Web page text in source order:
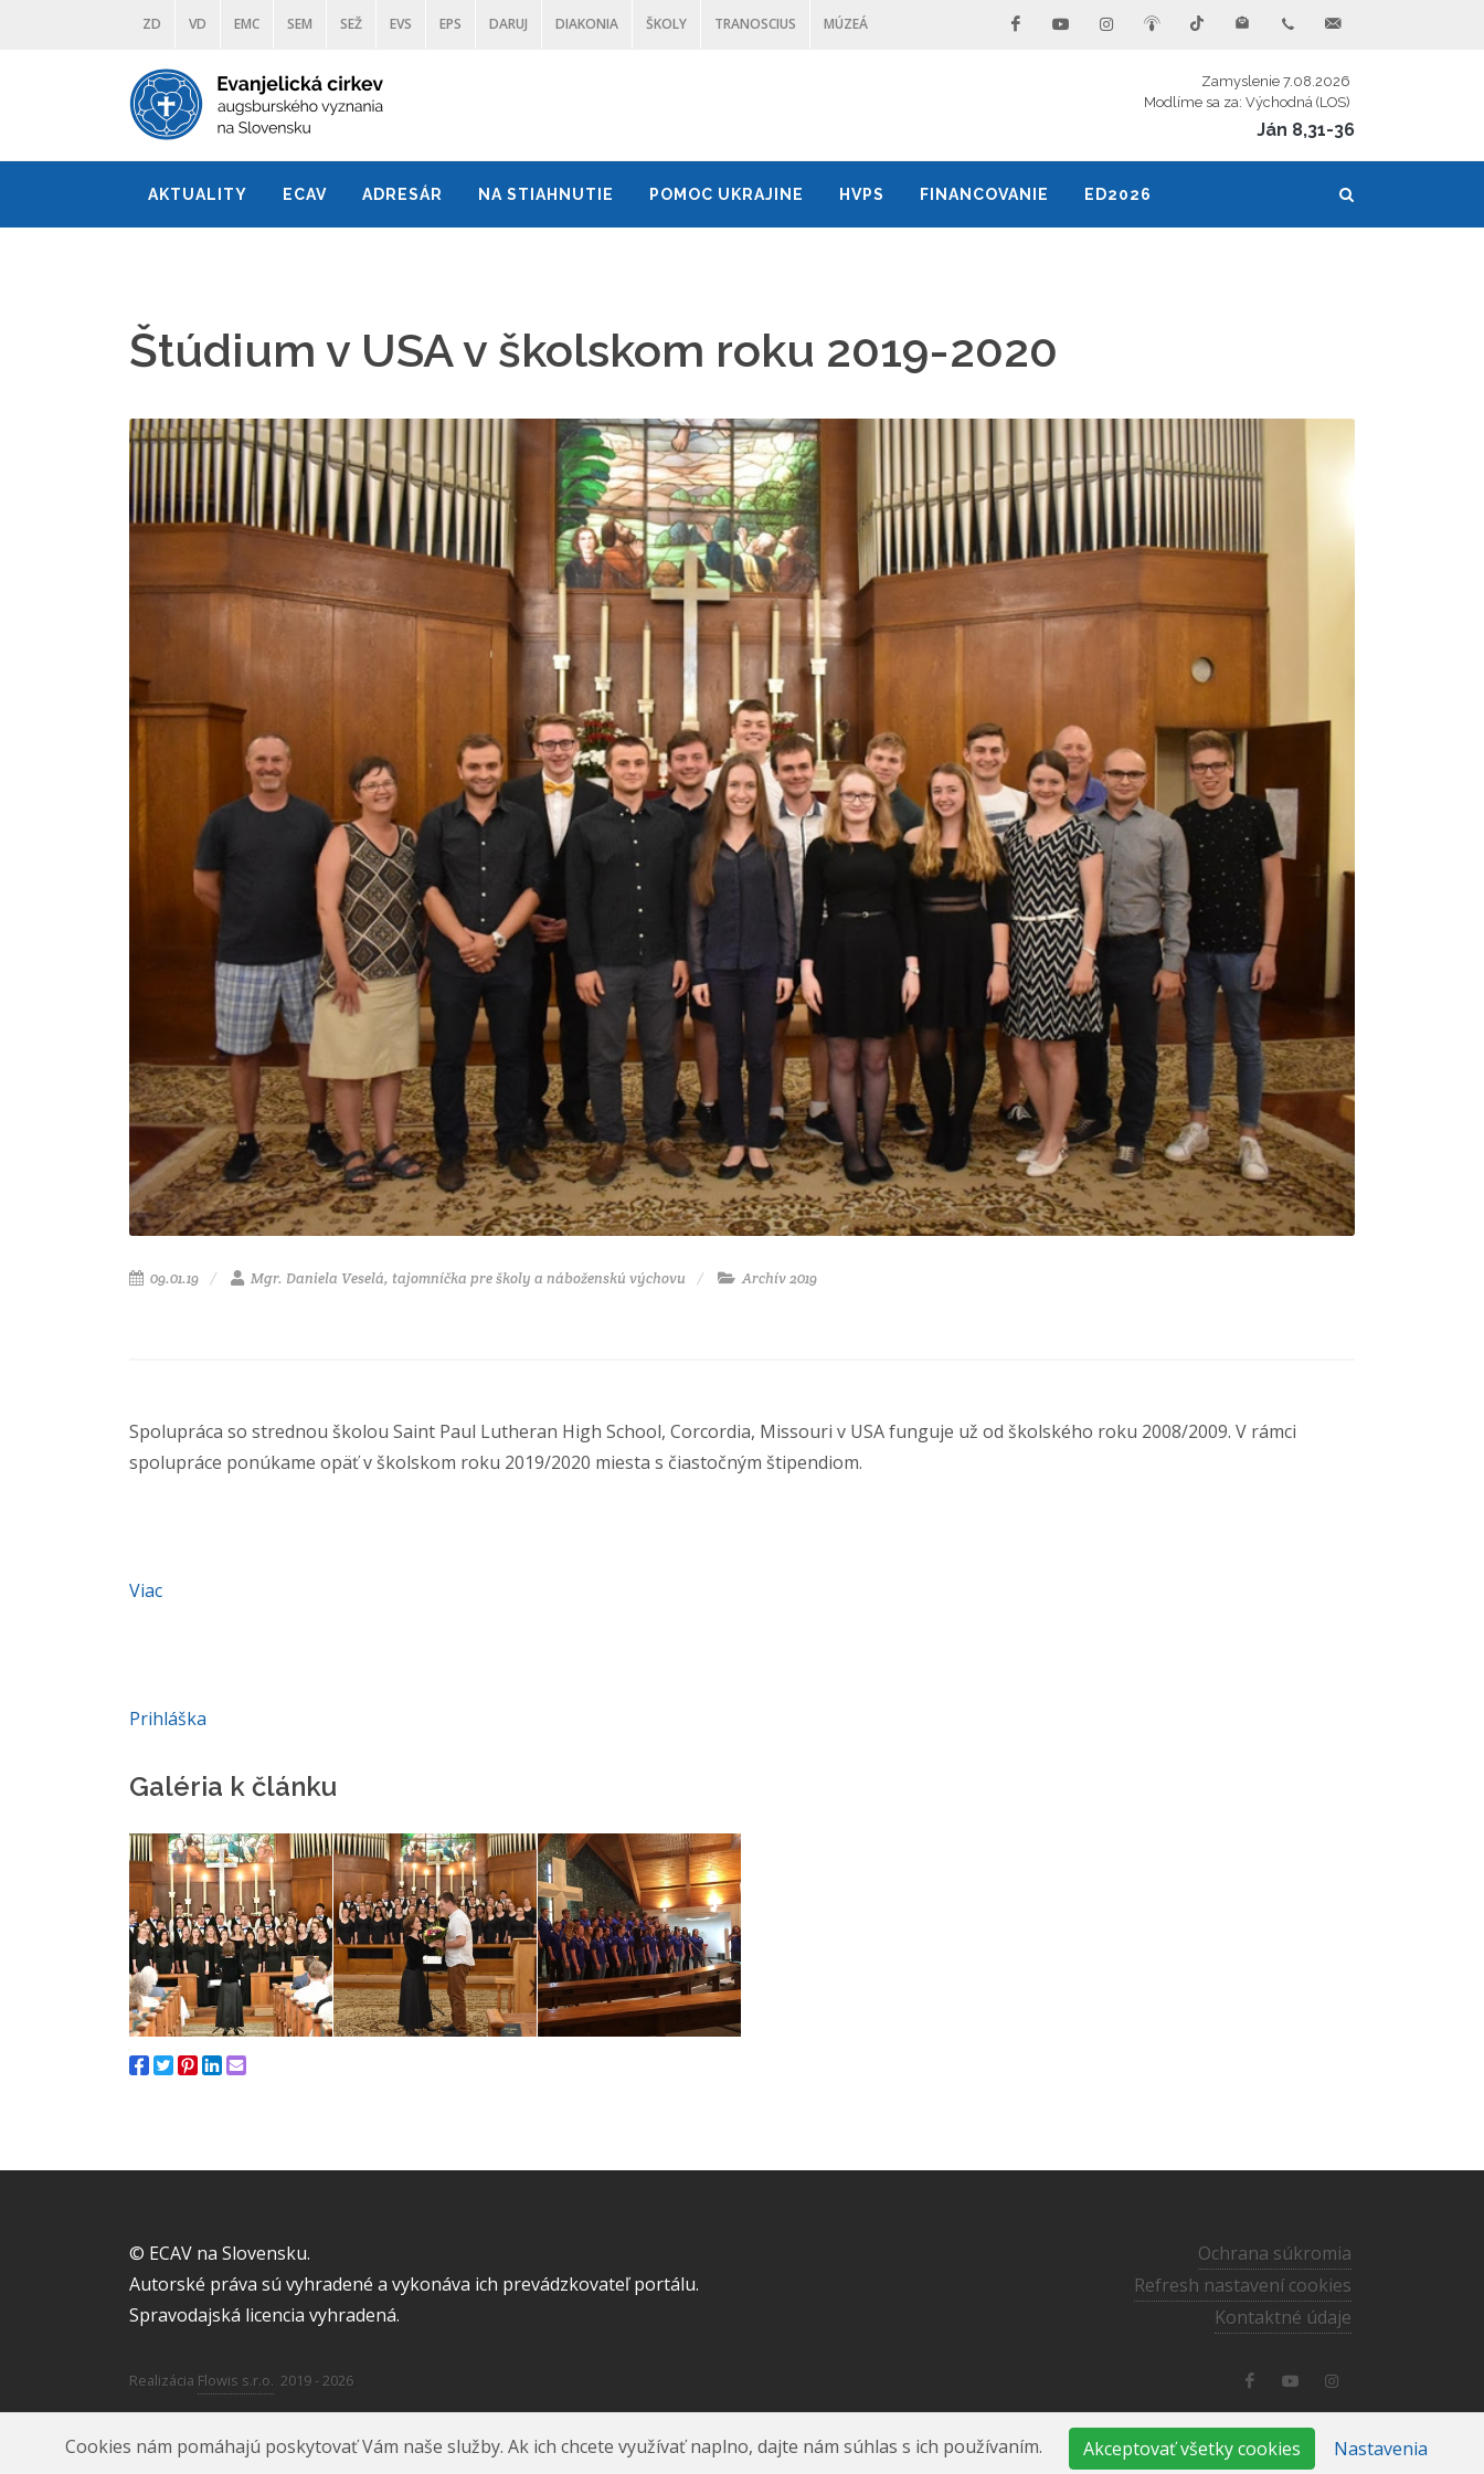
ZD VD EMC SEM SEŽ EVS EPS DARUJ DIAKONIA ŠKOLY TRANOSCIUS MÚZEÁ
Zamyslenie 7.08.2026
Modlíme sa za: Východná (LOS)
Ján 8,31-36
AKTUALITY ECAV ADRESÁR NA STIAHNUTIE POMOC UKRAJINE HVPS FINANCOVANIE ED2026
Štúdium v USA v školskom roku 2019-2020
09.01.19 Mgr. Daniela Veselá, tajomníčka pre školy a náboženskú výchovu Archív 2019
Spolupráca so strednou školou Saint Paul Lutheran High School, Corcordia, Missouri v USA funguje už od školského roku 2008/2009. V rámci
spolupráce ponúkame opäť v školskom roku 2019/2020 miesta s čiastočným štipendiom.
Viac
Prihláška
Galéria k článku
© ECAV na Slovensku.
Autorské práva sú vyhradené a vykonáva ich prevádzkovateľ portálu.
Spravodajská licencia vyhradená.
Ochrana súkromia
Refresh nastavení cookies
Kontaktné údaje
Realizácia Flowis s.r.o. 2019 - 2026
Cookies nám pomáhajú poskytovať Vám naše služby. Ak ich chcete využívať naplno, dajte nám súhlas s ich používaním.
Akceptovať všetky cookies Nastavenia